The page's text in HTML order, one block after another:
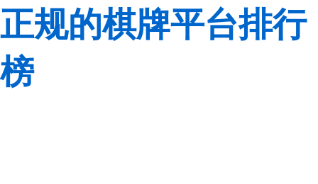
正规的棋牌平台排行
榜